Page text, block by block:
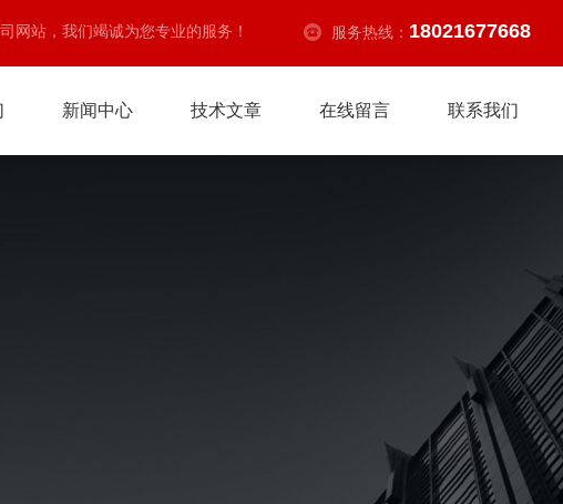
网站，我们竭诚为您专业的服务！ 服务热线： 18021677668
新闻中心 技术文章 在线留言 联系我们